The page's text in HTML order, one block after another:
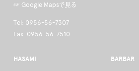
☞ Google Mapsで見る
Tel: 0956-56-7307
Fax: 0956-56-7510
HASAMI BARBAR